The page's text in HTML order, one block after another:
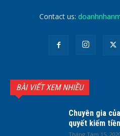
Contact us:
BÀI VIẾT XEM NHIỀU
Chuyên gia
quyết kiếm
Tháng Tám 15,